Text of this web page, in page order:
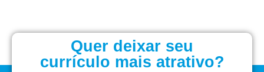
Quer deixar seu
currículo mais atrativo?